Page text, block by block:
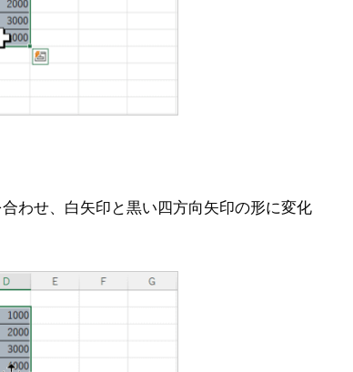
わせ、白矢印と黒い四方向矢印の形に変化